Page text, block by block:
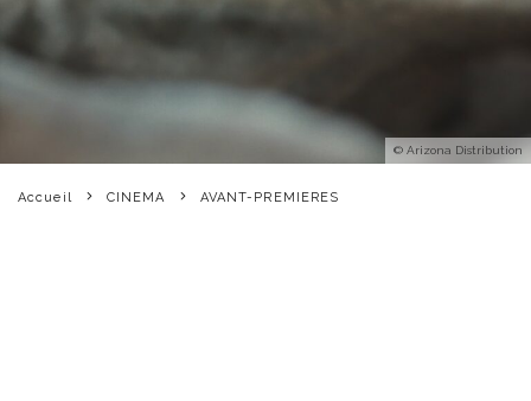
© Arizona Distribution
Accueil CINEMA AVANT-PREMIERES